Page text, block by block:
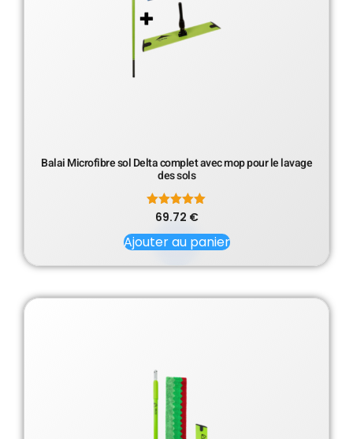
Balai Microfibre sol Delta complet avec mop pour le lavage
des sols
Note
sur 5
69.72 €
Ajouter au panier